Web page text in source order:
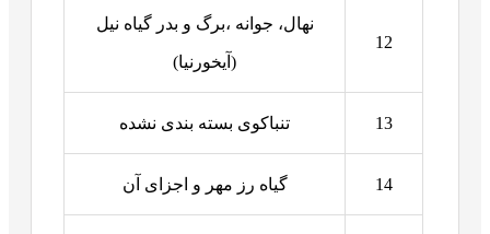
12
نهال، جوانه ،برگ و بدر گیاه نیل
(آیخورنیا)
13 تنباکوی بسته بندی نشده
14 گیاه رز مهر و اجزای آن